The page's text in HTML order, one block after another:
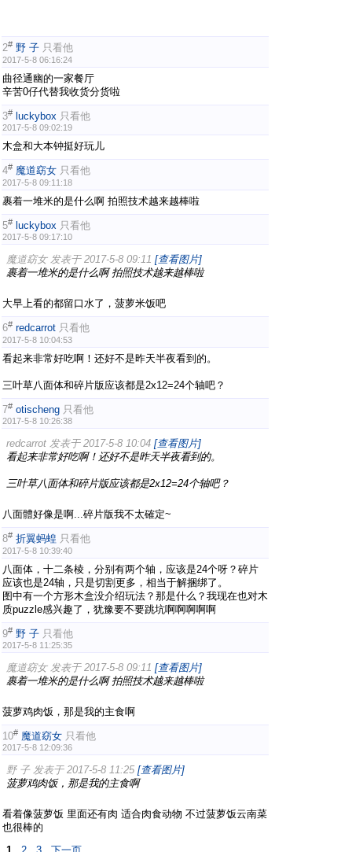
2# 野 子 只看他
2017-5-8 06:16:24
曲径通幽的一家餐厅
辛苦0仔代替我收货分货啦
3# luckybox 只看他
2017-5-8 09:02:19
木盒和大本钟挺好玩儿
4# 魔道窈女 只看他
2017-5-8 09:11:18
裹着一堆米的是什么啊 拍照技术越来越棒啦
5# luckybox 只看他
2017-5-8 09:17:10
魔道窈女 发表于 2017-5-8 09:11 [查看图片]
裹着一堆米的是什么啊 拍照技术越来越棒啦
大早上看的都留口水了，菠萝米饭吧
6# redcarrot 只看他
2017-5-8 10:04:53
看起来非常好吃啊！还好不是昨天半夜看到的。
三叶草八面体和碎片版应该都是2x12=24个轴吧？
7# otischeng 只看他
2017-5-8 10:26:38
redcarrot 发表于 2017-5-8 10:04 [查看图片]
看起来非常好吃啊！还好不是昨天半夜看到的。
三叶草八面体和碎片版应该都是2x12=24个轴吧？
八面體好像是啊...碎片版我不太確定~
8# 折翼蚂蝗 只看他
2017-5-8 10:39:40
八面体，十二条棱，分别有两个轴，应该是24个呀？碎片
应该也是24轴，只是切割更多，相当于解捆绑了。
图中有一个方形木盒没介绍玩法？那是什么？我现在也对木
质puzzle感兴趣了，犹豫要不要跳坑啊啊啊啊啊
9# 野 子 只看他
2017-5-8 11:25:35
魔道窈女 发表于 2017-5-8 09:11 [查看图片]
裹着一堆米的是什么啊 拍照技术越来越棒啦
菠萝鸡肉饭，那是我的主食啊
10# 魔道窈女 只看他
2017-5-8 12:09:36
野 子 发表于 2017-5-8 11:25 [查看图片]
菠萝鸡肉饭，那是我的主食啊
看着像菠萝饭 里面还有肉 适合肉食动物 不过菠萝饭云南菜
也很棒的